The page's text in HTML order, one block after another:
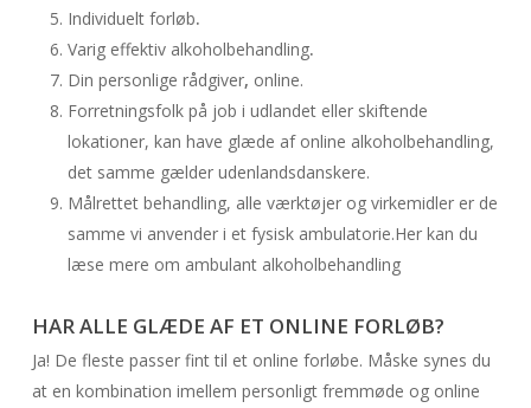
Individuelt forløb.
Varig effektiv alkoholbehandling.
Din personlige rådgiver, online.
Forretningsfolk på job i udlandet eller skiftende
lokationer, kan have glæde af online alkoholbehandling,
det samme gælder udenlandsdanskere.
Målrettet behandling, alle værktøjer og virkemidler er de
samme vi anvender i et fysisk ambulatorie.Her kan du
læse mere om ambulant alkoholbehandling
HAR ALLE GLÆDE AF ET ONLINE FORLØB?
Ja! De fleste passer fint til et online forløbe. Måske synes du
at en kombination imellem personligt fremmøde og online